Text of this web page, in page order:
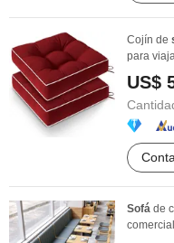
Cojín de
para
US$
Sofá de